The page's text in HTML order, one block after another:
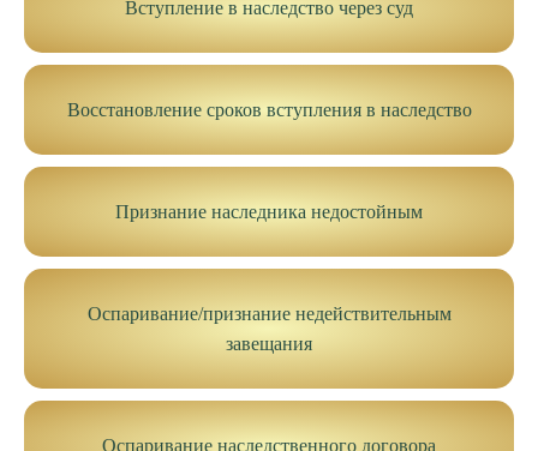
Вступление в наследство через суд
Восстановление сроков вступления в наследство
Признание наследника недостойным
Оспаривание/признание недействительным
завещания
Оспаривание наследственного договора